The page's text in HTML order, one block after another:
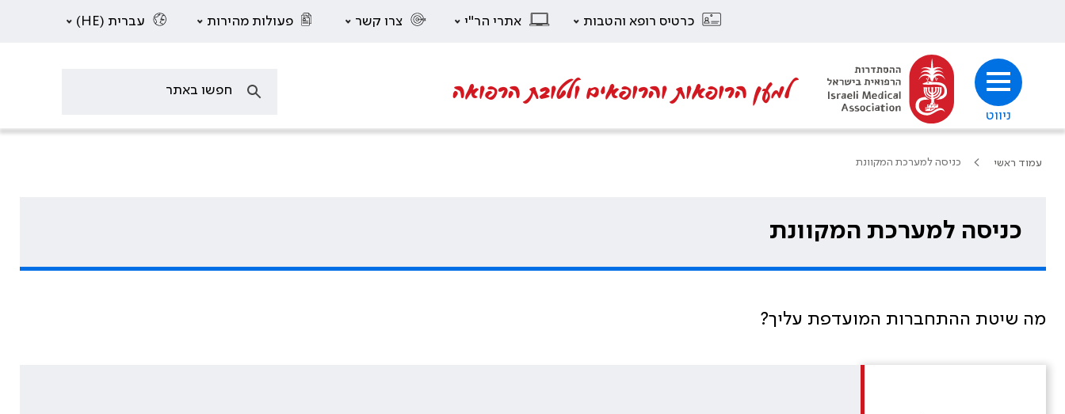
כרטיס רופא והטבות אתרי הר"י צרו קשר פעולות מהירות עברית (HE)
ניווט
למען הרופאות והרופאים ולטובת הרפואה
עמוד ראשי כניסה למערכת המקוונת
כניסה למערכת המקוונת
מה שיטת ההתחברות המועדפת עליך?